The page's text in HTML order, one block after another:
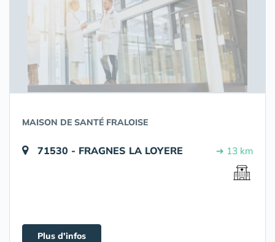
MAISON DE SANTÉ FRALOISE
71530 - FRAGNES LA LOYERE ➔ 13 km
Plus d'infos